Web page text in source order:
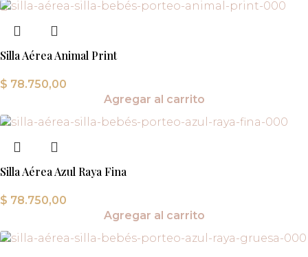
Silla Aérea Animal Print
$ 78.750,00
Agregar al carrito
Silla Aérea Azul Raya Fina
$ 78.750,00
Agregar al carrito